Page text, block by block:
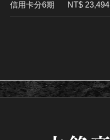
信用卡分6期 NT$ 23,494